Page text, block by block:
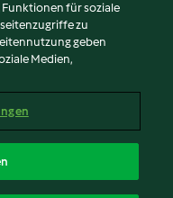
für soziale
zu
geben
Medien,